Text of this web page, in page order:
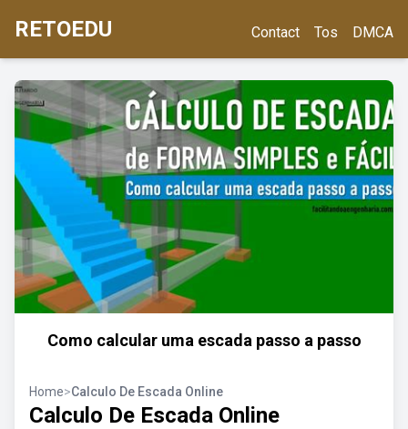
RETOEDU Contact Tos DMCA
Como calcular uma escada passo a passo
Home>Calculo De Escada Online
Calculo De Escada Online